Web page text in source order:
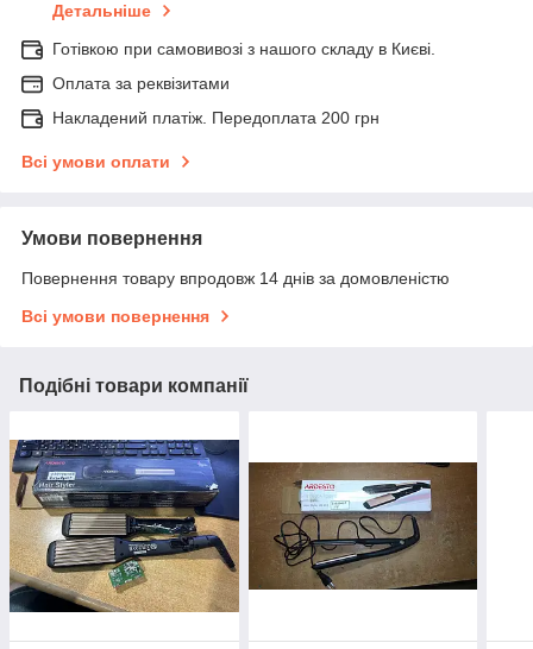
Детальніше
Готівкою при самовивозі з нашого складу в Києві.
Оплата за реквізитами
Накладений платіж. Передоплата 200 грн
Всі умови оплати
Умови повернення
Повернення товару впродовж 14 днів за домовленістю
Всі умови повернення
Подібні товари компанії